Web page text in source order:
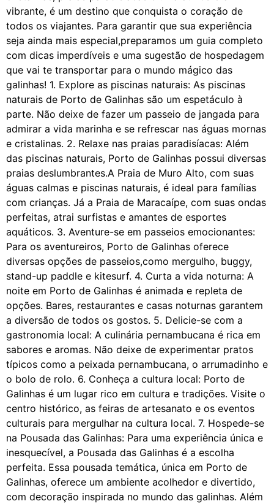
vibrante, é um destino que conquista o coração de
todos os viajantes. Para garantir que sua experiência
seja ainda mais especial,preparamos um guia completo
com dicas imperdíveis e uma sugestão de hospedagem
que vai te transportar para o mundo mágico das
galinhas! 1. Explore as piscinas naturais: As piscinas
naturais de Porto de Galinhas são um espetáculo à
parte. Não deixe de fazer um passeio de jangada para
admirar a vida marinha e se refrescar nas águas mornas
e cristalinas. 2. Relaxe nas praias paradisíacas: Além
das piscinas naturais, Porto de Galinhas possui diversas
praias deslumbrantes.A Praia de Muro Alto, com suas
águas calmas e piscinas naturais, é ideal para famílias
com crianças. Já a Praia de Maracaípe, com suas ondas
perfeitas, atrai surfistas e amantes de esportes
aquáticos. 3. Aventure-se em passeios emocionantes:
Para os aventureiros, Porto de Galinhas oferece
diversas opções de passeios,como mergulho, buggy,
stand-up paddle e kitesurf. 4. Curta a vida noturna: A
noite em Porto de Galinhas é animada e repleta de
opções. Bares, restaurantes e casas noturnas garantem
a diversão de todos os gostos. 5. Delicie-se com a
gastronomia local: A culinária pernambucana é rica em
sabores e aromas. Não deixe de experimentar pratos
típicos como a peixada pernambucana, o arrumadinho e
o bolo de rolo. 6. Conheça a cultura local: Porto de
Galinhas é um lugar rico em cultura e tradições. Visite o
centro histórico, as feiras de artesanato e os eventos
culturais para mergulhar na cultura local. 7. Hospede-se
na Pousada das Galinhas: Para uma experiência única e
inesquecível, a Pousada das Galinhas é a escolha
perfeita. Essa pousada temática, única em Porto de
Galinhas, oferece um ambiente acolhedor e divertido,
com decoração inspirada no mundo das galinhas. Além